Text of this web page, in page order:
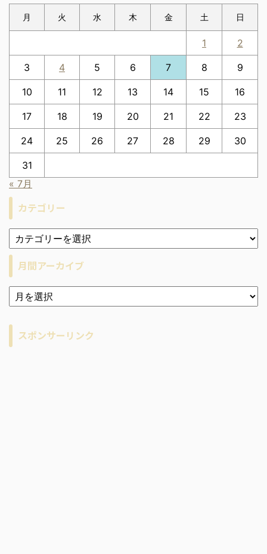
月 火 水 木 金 土 日
1 2
3 4 5 6 7 8 9
10 11 12 13 14 15 16
17 18 19 20 21 22 23
24 25 26 27 28 29 30
31
« 7月
カテゴリー
月間アーカイブ
ア
ー
ブ
スポンサーリンク